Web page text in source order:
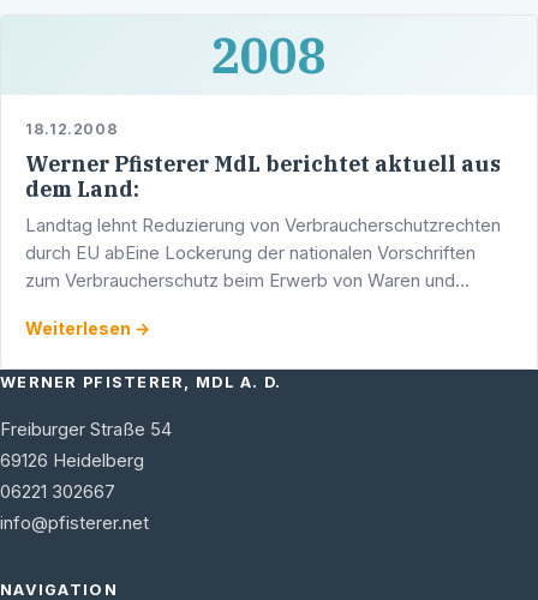
2008
18.12.2008
Werner Pfisterer MdL berichtet aktuell aus
dem Land:
Landtag lehnt Reduzierung von Verbraucherschutzrechten
durch EU abEine Lockerung der nationalen Vorschriften
zum Verbraucherschutz beim Erwerb von Waren und
Weiterlesen →
WERNER PFISTERER, MDL A. D.
Freiburger Straße 54
69126 Heidelberg
06221 302667
info@pfisterer.net
NAVIGATION